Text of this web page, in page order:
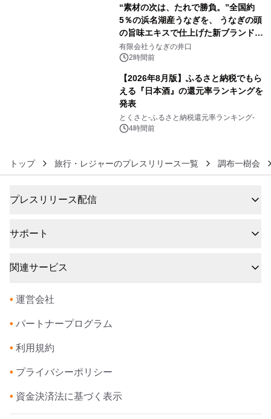
“素材の次は、たれで勝負。”全国約
5％の浜名湖産うなぎを、 うなぎの頭
の旨味エキスで仕上げた新ブランド
「井口の誉」誕生
有限会社うなぎの井口
2時間前
【2026年8月版】ふるさと納税でもら
える『日本酒』の還元率ランキングを
発表
とくさと-ふるさと納税還元率ランキング-
4時間前
トップ 旅行・レジャーのプレスリリース一覧 調布一樹会
プレスリリース配信
サポート
関連サービス
• 運営会社
• パートナープログラム
• 利用規約
• プライバシーポリシー
• 資金決済法に基づく表示